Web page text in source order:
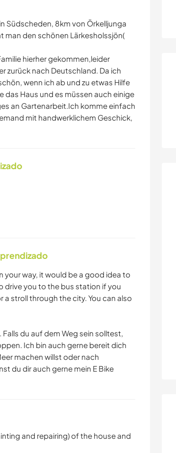
Südscheden, 8km von Örkelljunga
man den schönen Lärkesholssjön(
hierher gekommen,leider
zurück nach Deutschland. Da ich
wenn ich ab und zu etwas Hilfe
Haus und es müssen auch einige
an Gartenarbeit.Ich komme einfach
mit handwerklichem Geschick,
your way, it would be a good idea to
drive you to the bus station if you
stroll through the city. You can also
du auf dem Weg sein solltest,
Ich bin auch gerne bereit dich
machen willst oder nach
du dir auch gerne mein E Bike
and repairing) of the house and